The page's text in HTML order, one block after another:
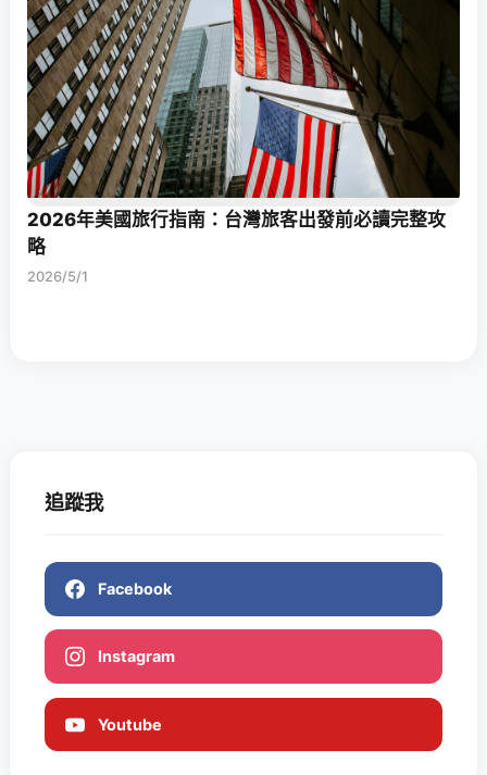
2026年美國旅行指南：台灣旅客出發前必讀完整攻
略
2026/5/1
追蹤我
Facebook
Instagram
Youtube